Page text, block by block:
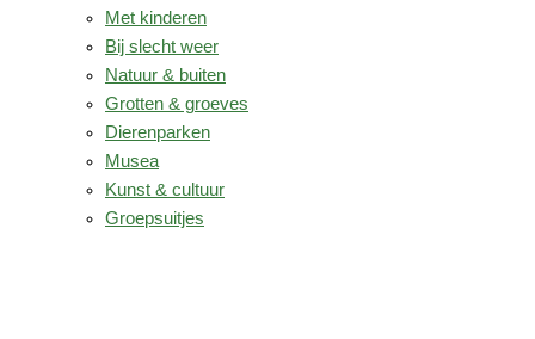
Met kinderen
Bij slecht weer
Natuur & buiten
Grotten & groeves
Dierenparken
Musea
Kunst & cultuur
Groepsuitjes